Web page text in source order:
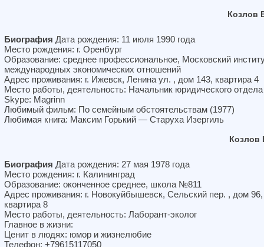
Козлов
Биография Дата рождения: 11 июля 1990 года
Место рождения: г. Оренбург
Образование: среднее профессиональное, Московский
международных экономических отношений
Адрес проживания: г. Ижевск, Ленина ул. , дом 143, квартира 4
Место работы, деятельность: Начальник юридического отдела
Skype: Magrinn
Любимый фильм: По семейным обстоятельствам (1977)
Любимая книга: Максим Горький — Старуха Изергиль
Козлов
Биография Дата рождения: 27 мая 1978 года
Место рождения: г. Калининград
Образование: оконченное среднее, школа №811
Адрес проживания: г. Новокуйбышевск, Сельский пер. , дом 96,
квартира 8
Место работы, деятельность: Лаборант-эколог
Главное в жизни:
Ценит в людях: юмор и жизнелюбие
Телефон: +79615117050